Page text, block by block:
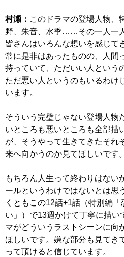
村瀬： このドラマの登場人物、
野、朱音、水季……その一人一
皆さんはいろんな想いを感じて
常に是非はあったものの、人間
持っていて、ただいい人という
ただ悪い人というのもいるわけ
います。
そういう完璧じゃない登場人物
いところも悪いところも全部描
が、そうやって生きてきたそれ
来へ向かうのか見てほしいです。
もちろん人生って終わりはない
ールというわけではないとは思
くともこの12話+1話（特別編「
い」）で13週かけて丁寧に描い
マがどういうラストシーンに向
ほしいです。嫌な部分も見てき
って頂けると信じています。